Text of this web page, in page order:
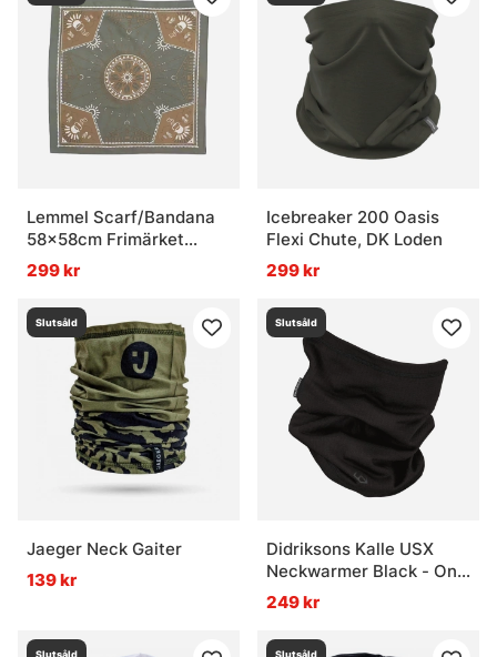
Lemmel Scarf/Bandana
58x58cm Frimärket
Green
299 kr
Icebreaker 200 Oasis
Flexi Chute, DK Loden
299 kr
Slutsåld
Jaeger Neck Gaiter
139 kr
Slutsåld
Didriksons Kalle USX
Neckwarmer Black - One
Size
249 kr
Slutsåld Slutsåld